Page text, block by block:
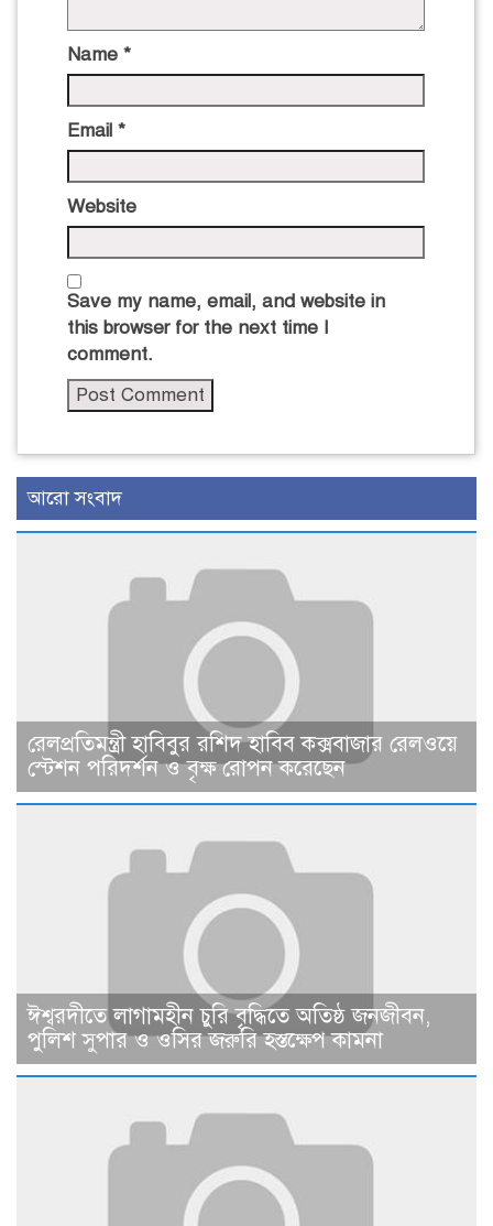
Name *
Email *
Website
Save my name, email, and website in
this browser for the next time I
comment.
আরো সংবাদ
রেলপ্রতিমন্ত্রী হাবিবুর রশিদ হাবিব কক্সবাজার রেলওয়ে
স্টেশন পরিদর্শন ও বৃক্ষ রোপন করেছেন
ঈশ্বরদীতে লাগামহীন চুরি বৃদ্ধিতে অতিষ্ঠ জনজীবন,
পুলিশ সুপার ও ওসির জরুরি হস্তক্ষেপ কামনা ​